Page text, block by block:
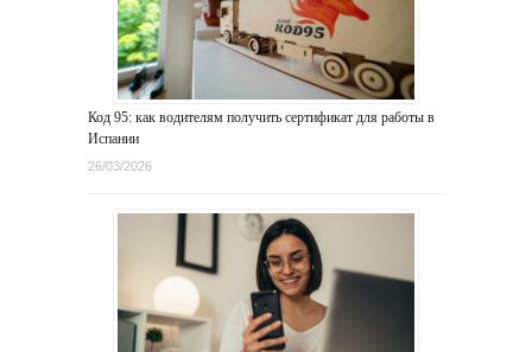
Код 95: как водителям получить сертификат для работы в
Испании
26/03/2026